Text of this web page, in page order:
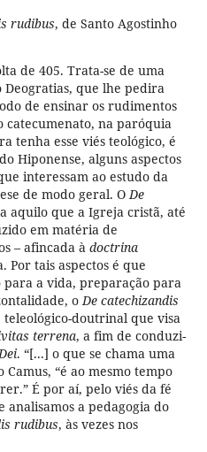
rudibus, de Santo Agostinho
de 405. Trata-se de uma
Deogratias, que lhe pedira
de ensinar os rudimentos
catecumenato, na paróquia
tenha esse viés teológico, é
Hiponense, alguns aspectos
interessam ao estudo da
de modo geral. ODe
aquilo que a Igreja cristã, até
em matéria de
– afincada à doctrina
Por tais aspectos é que
para a vida, preparação para
oDe catechizandis
doutrinal que visa
terrena, a fim de conduzi-
. “[...] o que se chama uma
“é ao mesmo tempo
É por aí, pelo viés da fé
analisamos a pedagogia do
rudibus, às vezes nos